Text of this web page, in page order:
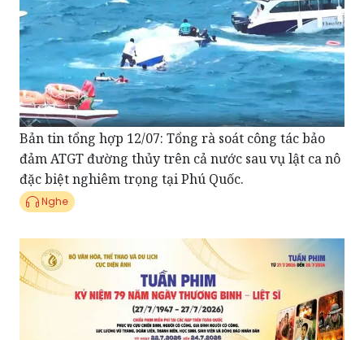
Bản tin tổng hợp 12/07: Tổng rà soát công tác bảo
đảm ATGT đường thủy trên cả nước sau vụ lật ca nô
đặc biệt nghiêm trọng tại Phú Quốc.
Nghe